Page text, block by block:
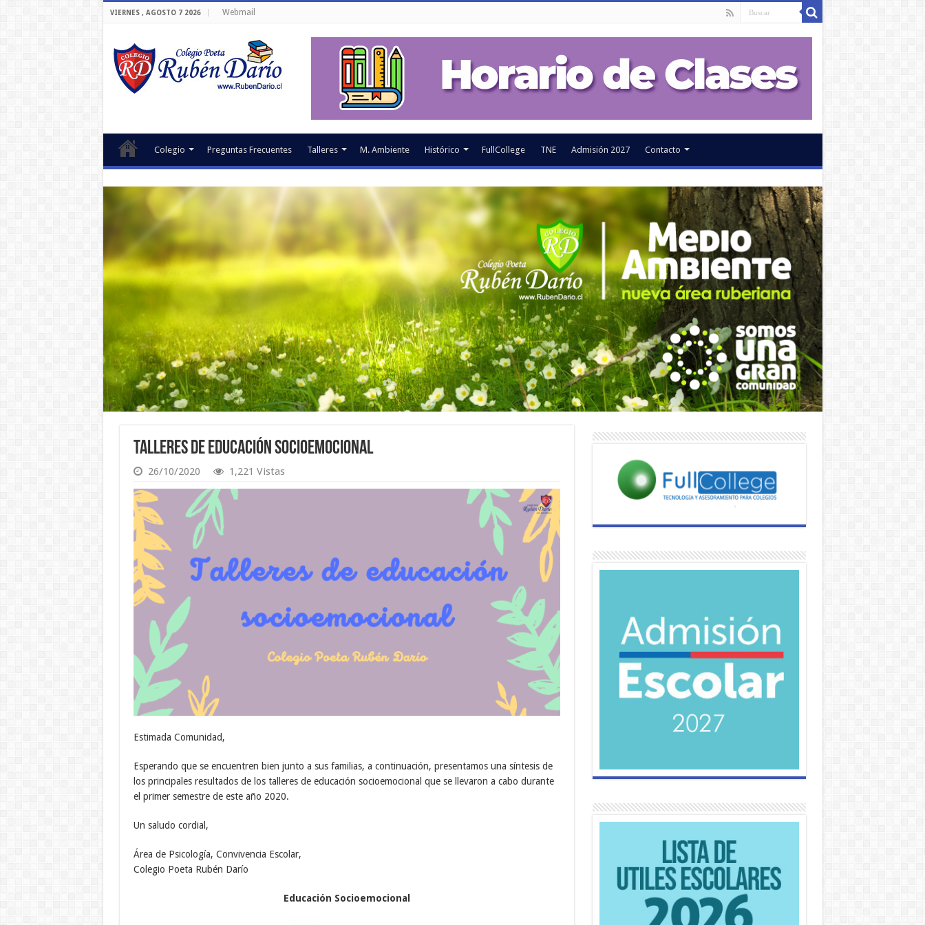
VIERNES , AGOSTO 7 2026 Webmail
Colegio Preguntas Frecuentes Talleres M. Ambiente Histórico FullCollege TNE Admisión 2027 Contacto
Talleres de Educación Socioemocional
26/10/2020 1,221 Vistas
Estimada Comunidad,
Esperando que se encuentren bien junto a sus familias, a continuación, presentamos una síntesis de
los principales resultados de los talleres de educación socioemocional que se llevaron a cabo durante
el primer semestre de este año 2020.
Un saludo cordial,
Área de Psicología, Convivencia Escolar,
Colegio Poeta Rubén Darío
Educación Socioemocional